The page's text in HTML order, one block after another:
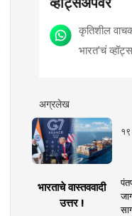
कृतिशील
भारत'चं
अग्रलेख
भारताचे वास्तववादी
उत्तर !